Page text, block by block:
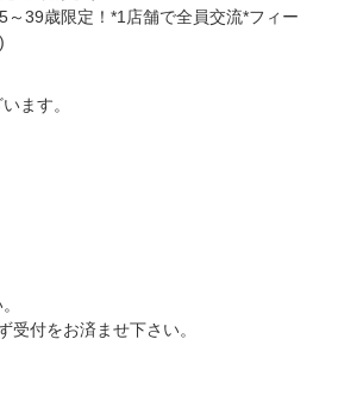
ます。
付をお済ませ下さい。